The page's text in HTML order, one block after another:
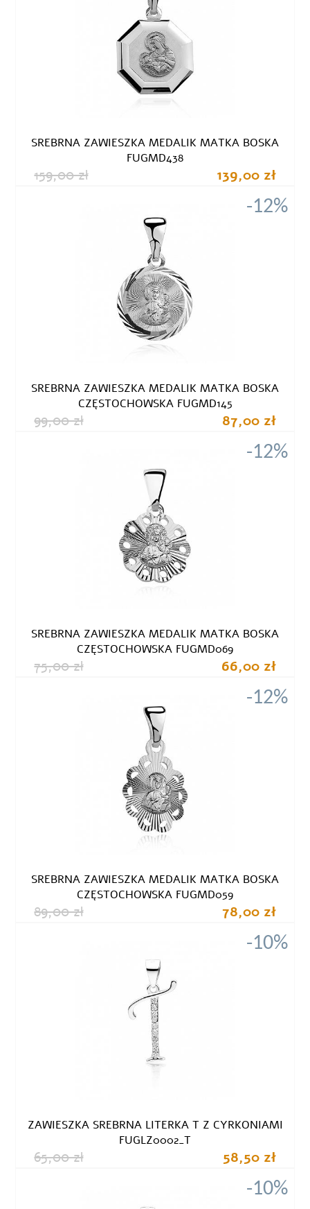
SREBRNA ZAWIESZKA MEDALIK MATKA BOSKA
FUGMD438
159,00 zł 139,00 zł
-12%
SREBRNA ZAWIESZKA MEDALIK MATKA BOSKA
CZĘSTOCHOWSKA FUGMD145
99,00 zł 87,00 zł
-12%
SREBRNA ZAWIESZKA MEDALIK MATKA BOSKA
CZĘSTOCHOWSKA FUGMD069
75,00 zł 66,00 zł
-12%
SREBRNA ZAWIESZKA MEDALIK MATKA BOSKA
CZĘSTOCHOWSKA FUGMD059
89,00 zł 78,00 zł
-10%
ZAWIESZKA SREBRNA LITERKA T Z CYRKONIAMI
FUGLZ0002_T
65,00 zł 58,50 zł
-10%